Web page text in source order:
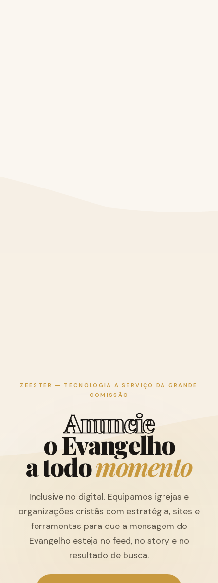
ZEESTER — TECNOLOGIA A SERVIÇO DA GRANDE
COMISSÃO
Anuncie
oEvangelho
atodomomento
Inclusive no digital. Equipamos igrejas e
organizações cristãs com estratégia, sites e
ferramentas para que a mensagem do
Evangelho esteja no feed, no story e no
resultado de busca.